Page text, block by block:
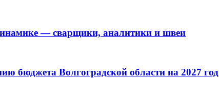
— сварщики, аналитики и швеи
бюджета Волгоградской области на 2027 год